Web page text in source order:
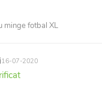
minge fotbal XL
16-07-2020